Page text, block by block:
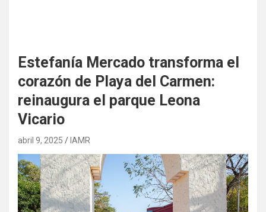
Estefanía Mercado transforma el
corazón de Playa del Carmen:
reinaugura el parque Leona
Vicario
abril 9, 2025 IAMR